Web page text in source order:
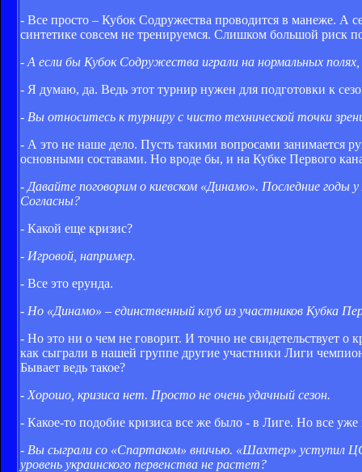
- Все просто – Кубок Содружества проводится в манеже.
синтетике совсем не тренируемся. Слишком большой риск
- А если бы Кубок Содружества играли на нормальных
- Я думаю, да. Ведь этот турнир нужен для подготовки к
- Вы относитесь к турниру с чисто технической точки
- А это не наше дело. Пусть такими вопросами занимается
основными составами. Но вроде бы, и на Кубке Первого
- Давайте поговорим о киевском «Динамо». Последние годы
Согласны?
- Какой еще кризис?
- Игровой, например.
- Все это ерунда.
- Но «Динамо» – единственный клуб из участников Кубка
- Но это ни о чем не говорит. И точно не свидетельствует
как сыграли в нашей группе другие участники Лиги
Бывает ведь такое?
- Хорошо, кризиса нет. Просто не очень удачный сезон.
- Какое-то подобие кризиса все же было - в Лиге. Но все
- Вы сыграли со «Спартаком» вничью. «Шахтер» уступил
уровень украинского первенства не растет?